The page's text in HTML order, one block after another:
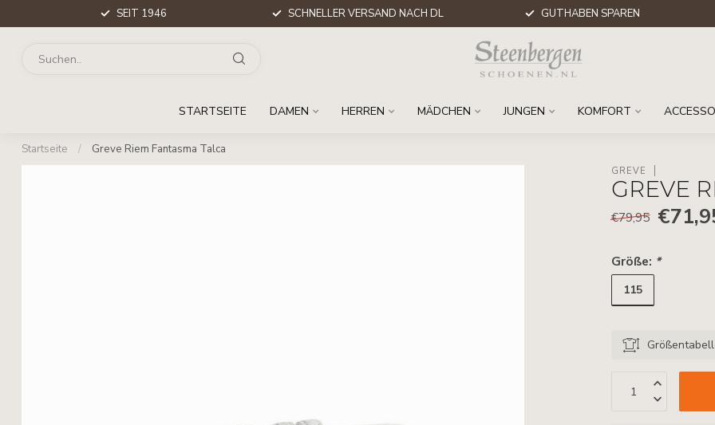
SEIT 1946 SCHNELLER VERSAND NACH DL GUTHABEN SPAREN
STARTSEITE DAMEN HERREN MÄDCHEN JUNGEN KOMFORT
Startseite / Greve Riem Fantasma Talca
GREVE
GREVE
€79,95
Größe: *
115